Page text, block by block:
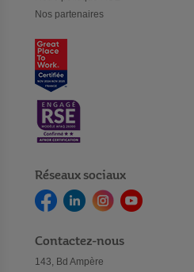
Nos partenaires
Réseaux sociaux
Contactez-nous
143, Bd Ampère